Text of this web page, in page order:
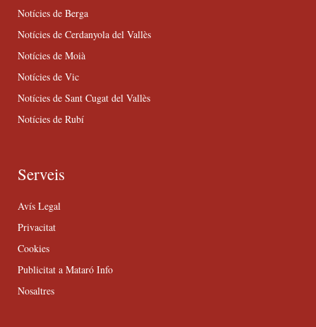
Notícies de Berga
Notícies de Cerdanyola del Vallès
Notícies de Moià
Notícies de Vic
Notícies de Sant Cugat del Vallès
Notícies de Rubí
Serveis
Avís Legal
Privacitat
Cookies
Publicitat a Mataró Info
Nosaltres